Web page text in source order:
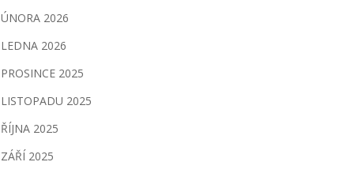
ÚNORA 2026
LEDNA 2026
PROSINCE 2025
LISTOPADU 2025
ŘÍJNA 2025
ZÁŘÍ 2025